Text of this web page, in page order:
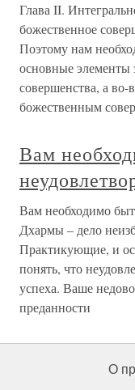
Глава II.
божественное
Поэтому нам
основные элементы
совершенства, а во-
божественным
Вам
Вам необходимо
Дхармы – дело
Практикующие, и
понять, что
успеха. Ваше
преданности
О